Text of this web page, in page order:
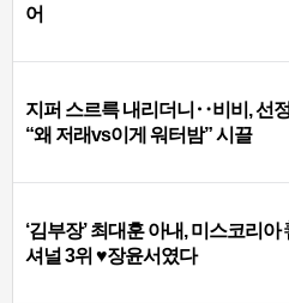
어
지퍼 스르륵 내리더니‥비비, 선
“왜 저래vs이게 워터밤” 시끌
‘김부장’ 최대훈 아내, 미스코리아
셔널 3위 ♥장윤서였다